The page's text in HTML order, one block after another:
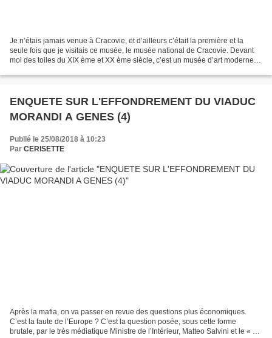
Je n’étais jamais venue à Cracovie, et d’ailleurs c’était la première et la
seule fois que je visitais ce musée, le musée national de Cracovie. Devant
moi des toiles du XIX ème et XX ème siècle, c’est un musée d’art moderne.
ENQUETE SUR L'EFFONDREMENT DU VIADUC
MORANDI A GENES (4)
Publié le 25/08/2018 à 10:23
Par CERISETTE
Après la mafia, on va passer en revue des questions plus économiques.
C’est la faute de l’Europe ? C’est la question posée, sous cette forme
brutale, par le très médiatique Ministre de l’Intérieur, Matteo Salvini et le « 5